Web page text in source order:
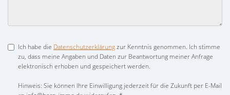
Ich habe die Datenschutzerklärungzur Kenntnis genommen. Ich stimme
zu, dass meine Angaben und Daten zur Beantwortung meiner Anfrage
elektronisch erhoben und gespeichert werden.
Hinweis: Sie können Ihre Einwilligung jederzeit für die Zukunft per E-Mail